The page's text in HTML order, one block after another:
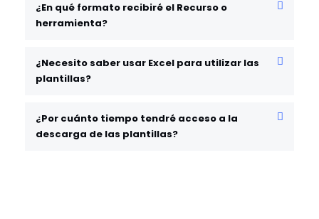
¿En qué formato recibiré el Recurso o
herramienta?
¿Necesito saber usar Excel para utilizar las
plantillas?
¿Por cuánto tiempo tendré acceso a la
descarga de las plantillas?